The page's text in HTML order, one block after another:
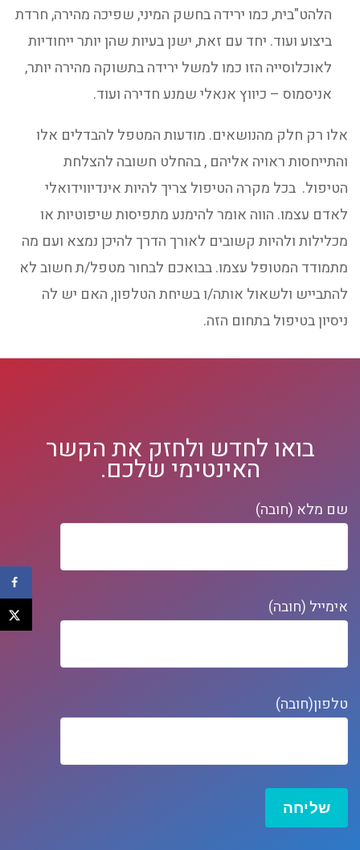
הלהט"בית, כמו ירידה בחשק המיני, שפיכה מהירה, חרדת
ביצוע ועוד. יחד עם זאת, ישנן בעיות שהן יותר ייחודיות
לאוכלוסייה הזו כמו למשל ירידה בתשוקה מהירה יותר,
אניסמוס – כיווץ אנאלי שמנע חדירה ועוד.
אלו רק חלק מהנושאים. מודעות המטפל להבדלים אלו
והתייחסות ראויה אליהם , בהחלט חשובה להצלחת
הטיפול. בכל מקרה הטיפול צריך להיות אינדיווידואלי
לאדם עצמו. הווה אומר להימנע מתפיסות שיפוטיות או
מכלילות ולהיות קשובים לאורך הדרך להיכן נמצא ועם מה
מתמודד המטופל עצמו. בבואכם לבחור מטפל/ת חשוב לא
להתבייש ולשאול אותה/ו בשיחת הטלפון, האם יש לה
ניסיון בטיפול בתחום הזה.
בואו לחדש ולחזק את הקשר
האינטימי שלכם.
שם מלא (חובה)
אימייל (חובה)
טלפון(חובה)